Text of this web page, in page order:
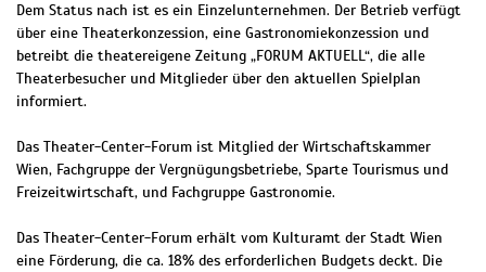
Dem Status nach ist es ein Einzelunternehmen. Der Betrieb verfügt
über eine Theaterkonzession, eine Gastronomiekonzession und
betreibt die theatereigene Zeitung „FORUM AKTUELL“, die alle
Theaterbesucher und Mitglieder über den aktuellen Spielplan
informiert.
Das Theater-Center-Forum ist Mitglied der Wirtschaftskammer
Wien, Fachgruppe der Vergnügungsbetriebe, Sparte Tourismus und
Freizeitwirtschaft, und Fachgruppe Gastronomie.
Das Theater-Center-Forum erhält vom Kulturamt der Stadt Wien
eine Förderung, die ca. 18% des erforderlichen Budgets deckt. Die